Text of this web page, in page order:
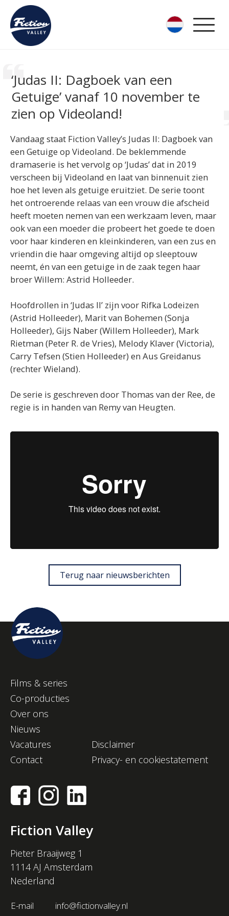
‘Judas II: Dagboek van een
Getuige’ vanaf 10 november te
zien op Videoland!
Vandaag staat Fiction Valley’s Judas II: Dagboek van
een Getuige op Videoland. De beklemmende
dramaserie is het vervolg op ‘Judas’ dat in 2019
verscheen bij Videoland en laat van binnenuit zien
hoe het leven als getuige eruitziet. De serie toont
het ontroerende relaas van een vrouw die afscheid
heeft moeten nemen van een werkzaam leven, maar
ook van een moeder die probeert het goede te doen
voor haar kinderen en kleinkinderen, van een zus en
vriendin die haar omgeving altijd op sleeptouw
neemt, én van een getuige in de zaak tegen haar
broer Willem: Astrid Holleeder.
Hoofdrollen in ‘Judas II’ zijn voor Rifka Lodeizen
(Astrid Holleeder), Marit van Bohemen (Sonja
Holleeder), Gijs Naber (Willem Holleeder), Mark
Rietman (Peter R. de Vries), Melody Klaver (Victoria),
Carry Tefsen (Stien Holleeder) en Aus Greidanus
(rechter Wieland).
De serie is geschreven door Thomas van der Ree, de
regie is in handen van Remy van Heugten.
Terug naar nieuwsberichten
Films & series
Co-producties
Over ons
Nieuws
Vacatures
Contact
Disclaimer
Privacy- en cookiestatement
Fiction Valley
Pieter Braaijweg 1
1114 AJ Amsterdam
Nederland
E-mail
info@fictionvalley.nl